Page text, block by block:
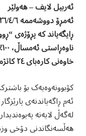
ئەربیل لایف – هەولێر
ڕایگەیاند کە پڕۆژەی
خاوەنی کارەبای ٢٤ کاتژمێریی نیشتمانی.
کۆبوونەوەیەک بۆ
ئەم ڕاگەیاندنەی
لەگەڵ لایەنە
هەڵسەنگاندنی دۆخی